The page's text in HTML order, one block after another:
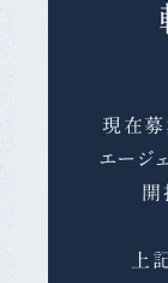
現在募
エージ
開
上